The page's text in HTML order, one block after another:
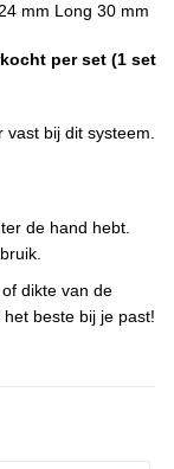
mm Long 30 mm
per set (1 set
bij dit systeem.
de hand hebt.
dikte van de
beste bij je past!